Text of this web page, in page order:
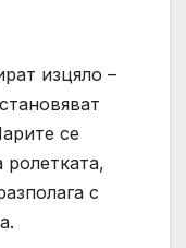
изцяло –
се
с